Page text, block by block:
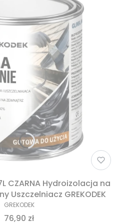
Hydroizolacja na
Uszczelniacz GREKODEK
GREKODEK
76,90 zł